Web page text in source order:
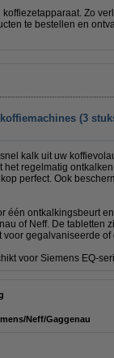
Zo
te bestellen en
(3
kalk uit uw
het regelmatig
perfect. Ook
één ontkalkingsbeurt
of Neff. De tabletten
voor gegalvaniseerde
voor Siemens EQ-
Neff/Gaggenau